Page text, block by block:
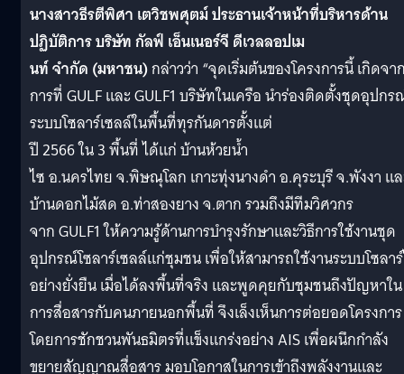
นางสาวธีรตีพิศา เตวิชพศุตม์ประธานเจ้าหน้าที่บริหารด้าน
ปฏิบัติการบริษัทกัลฟ์ เอ็นเนอร์จี ดีเวลลอปเม
นท์จำกัด (มหาชน)กล่าวว่า “จุดเริ่มต้นของโครงการนี้ เกิดจา
การที่ GULF และ GULF1 บริษัทในเครือ นำร่องติดตั้งชุดอุปก
ระบบโซลาร์เซลล์ในพื้นที่ทุรกันดารตั้งแต่
ปี 2566 ใน 3 พื้นที่ ได้แก่ บ้านห้วยน้ำ
ไซ อ.นครไทย จ.พิษณุโลก เกาะทุ่งนางดำ อ.คุระบุรี จ.พังงา แ
บ้านดอกไม้สด อ.ท่าสองยาง จ.ตาก รวมถึงมีทีมวิศวกร
จาก GULF1 ให้ความรู้ด้านการบำรุงรักษาและวิธีการใช้งานชุด
อุปกรณ์โซลาร์เซลล์แก่ชุมชน เพื่อให้สามารถใช้งานระบบโซลา
อย่างยั่งยืน เมื่อได้ลงพื้นที่จริง และพูดคุยกับชุมชนถึงปัญหาใน
การสื่อสารกับคนภายนอกพื้นที่ จึงเล็งเห็นการต่อยอดโครงการ
โดยการชักชวนพันธมิตรที่แข็งแกร่งอย่าง AIS เพื่อผนึกกำลัง
ขยายสัญญาณสื่อสาร มอบโอกาสในการเข้าถึงพลังงานและ